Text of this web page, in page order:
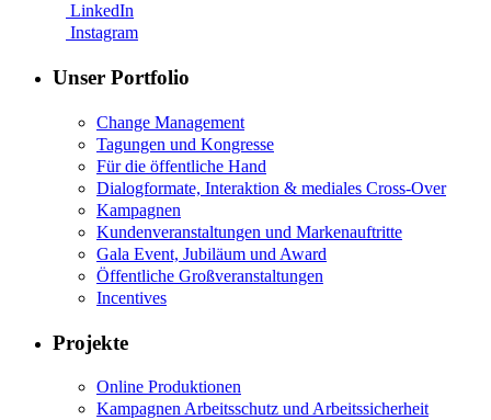
LinkedIn
Instagram
Unser Portfolio
Change Management
Tagungen und Kongresse
Für die öffentliche Hand
Dialogformate, Interaktion & mediales Cross-Over
Kampagnen
Kundenveranstaltungen und Markenauftritte
Gala Event, Jubiläum und Award
Öffentliche Großveranstaltungen
Incentives
Projekte
Online Produktionen
Kampagnen Arbeitsschutz und Arbeitssicherheit